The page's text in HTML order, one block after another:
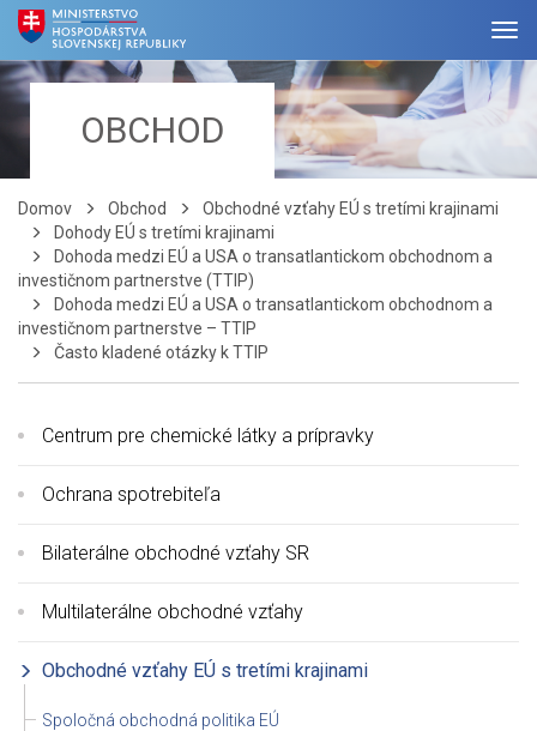
OBCHOD
Domov Obchod
Obchodné vzťahy EÚ s tretími krajinami
Dohody EÚ s tretími krajinami
Dohoda medzi EÚ a USA o transatlantickom obchodnom a
investičnom partnerstve (TTIP)
Dohoda medzi EÚ a USA o transatlantickom obchodnom a
investičnom partnerstve – TTIP
Často kladené otázky k TTIP
Centrum pre chemické látky a prípravky
Ochrana spotrebiteľa
Bilaterálne obchodné vzťahy SR
Multilaterálne obchodné vzťahy
Obchodné vzťahy EÚ s tretími krajinami
Spoločná obchodná politika EÚ